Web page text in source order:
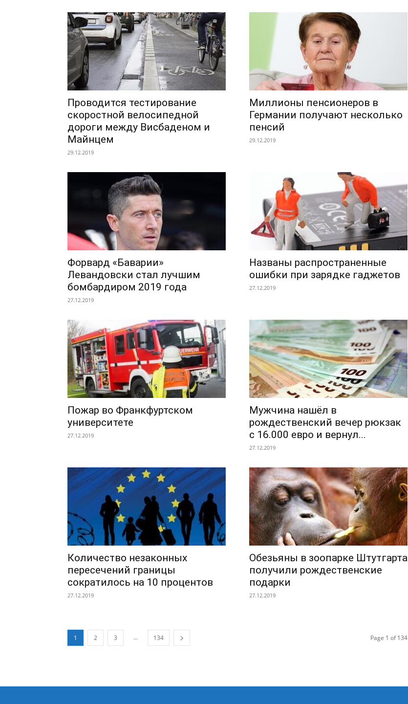
Проводится тестирование
скоростной велосипедной
дороги между Висбаденом и
Майнцем
29.12.2019
Миллионы пенсионеров в
Германии получают несколько
пенсий
29.12.2019
Форвард «Баварии»
Левандовски стал лучшим
бомбардиром 2019 года
27.12.2019
Названы распространенные
ошибки при зарядке гаджетов
27.12.2019
Пожар во Франкфуртском
университете
27.12.2019
Мужчина нашёл в
рождественский вечер рюкзак
с 16.000 евро и вернул...
27.12.2019
Количество незаконных
пересечений границы
сократилось на 10 процентов
27.12.2019
Обезьяны в зоопарке Штутгарта
получили рождественские
подарки
27.12.2019
1 2 3 ... 134 Page 1 of 134